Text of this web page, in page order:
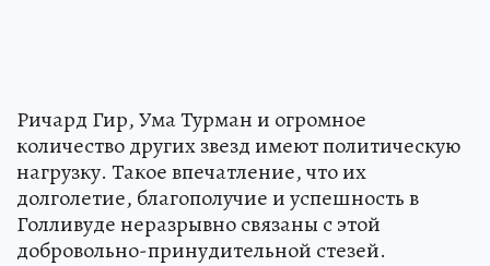
Ричард Гир, Ума Турман и огромное
количество других звезд имеют политическую
нагрузку. Такое впечатление, что их
долголетие, благополучие и успешность в
Голливуде неразрывно связаны с этой
добровольно-принудительной стезей.